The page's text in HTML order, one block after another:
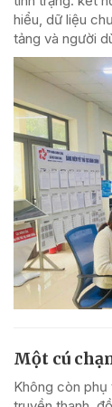
hiểu, dữ liệu
tảng và người
Một cú
Không còn phụ